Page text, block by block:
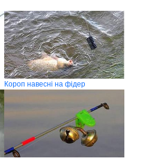
Короп навесні на фідер